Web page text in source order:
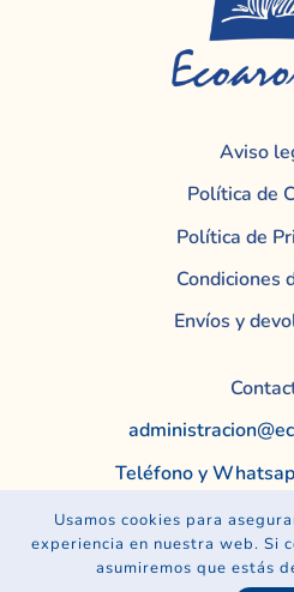
Aviso
Política de
Política de
Condiciones
Envíos y
Teléfono y
Ecoaromuz – Copyright.
Usamos cookies para
experiencia en nuestra web. Si
asumiremos que estás